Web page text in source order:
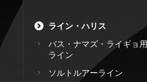
ライン・ハリス
バス・ナマズ・ライギョ用
ライン
ソルトルアーライン